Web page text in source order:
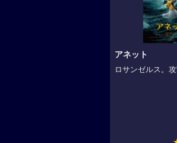
アネット
ロサンゼルス。攻